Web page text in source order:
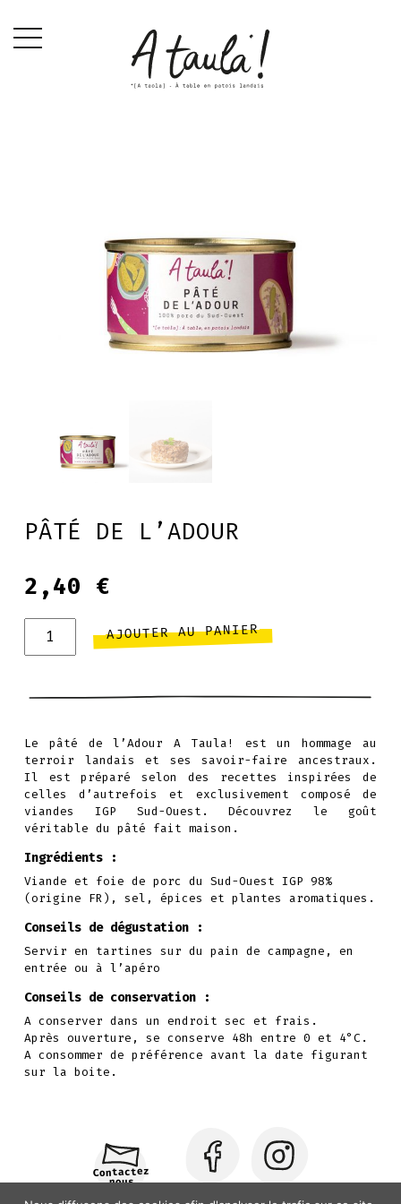
PÂTÉ DE L’ADOUR
2,40 €
quantité
AJOUTER AU PANIER
Le pâté de l’Adour A Taula! est un hommage au
terroir landais et ses savoir-faire ancestraux.
Il est préparé selon des recettes inspirées de
celles d’autrefois et exclusivement composé de
viandes IGP Sud-Ouest. Découvrez le goût
véritable du pâté fait maison.
Ingrédients :
Viande et foie de porc du Sud-Ouest IGP 98%
(origine FR), sel, épices et plantes aromatiques.
Conseils de dégustation :
Servir en tartines sur du pain de campagne, en
entrée ou à l’apéro
Conseils de conservation :
A conserver dans un endroit sec et frais.
Après ouverture, se conserve 48h entre 0 et 4°C.
A consommer de préférence avant la date figurant
sur la boite.
Contactez
nous